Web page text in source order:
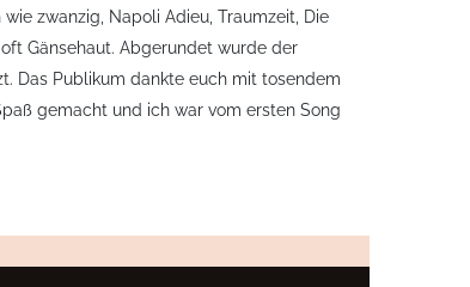
zwanzig, Napoli Adieu, Traumzeit, Die
Gänsehaut. Abgerundet wurde der
Das Publikum dankte euch mit tosendem
gemacht und ich war vom ersten Song